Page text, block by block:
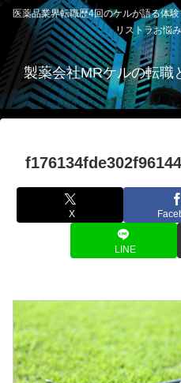
医薬品業界転職歴4回のケルが語る体
リストラお悩
製薬会社MRケルの転職
X
LINE